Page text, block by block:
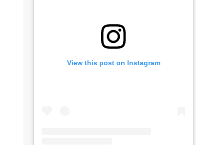
View this post on Instagram